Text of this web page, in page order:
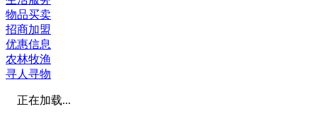
物品买卖
招商加盟
优惠信息
农林牧渔
寻人寻物
正在加载...